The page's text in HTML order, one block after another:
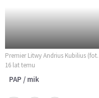
Premier Litwy Andrius Kubilius (fot.
16 lat temu
PAP / mik